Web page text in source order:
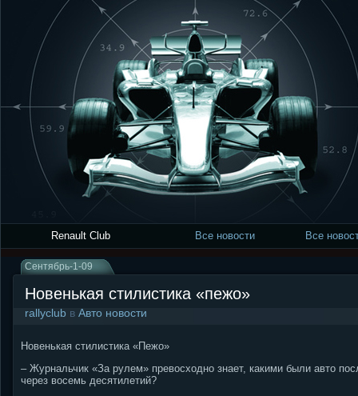
Renault Club Все новости Все
Сентябрь-1-09
Новенькая стилистика «пежо»
rallyclub в Авто новости
Новенькая стилистика «Пежо»
– Журнальчик «За рулем» превосходно знает, какими были авто
через восемь десятилетий?